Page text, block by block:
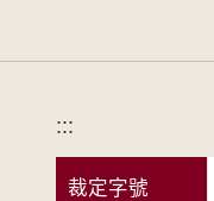
:::
裁定字號